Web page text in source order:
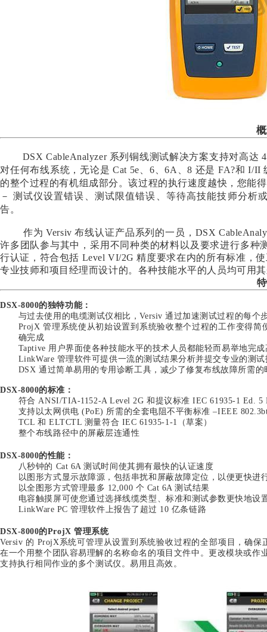
DSX CableAnalyzer 系列铜线测试解决方案支持对高
对任何布线系统，无论是 Cat 5e、6、6A、8 还是 FA?和 I/
的整个过程的有机组成部分。该过程的执行速度越快，您能
－ 测试仪设置错误、测试限值错误、等待高技能技师分析
告。
作为 Versiv 布线认证产品系列的一员，DSX
许多团队参与其中，采用不同种类的材料以及要求进行多
行认证，符合包括 Level VI/2G 精度要求在内的所有标准，
专业技师和项目经理而设计的。各种技能水平的人员均可用
DSX-8000的独特功能：
与过去使用的电缆测试仪相比，Versiv 通过加速测试过程的每个
ProjX 管理系统使从初始设置到系统验收整个过程的工作变得
确完成
Taptive 用户界面使各种技能水平的技术人员都能轻而易举地完
LinkWare 管理软件可提供一流的测试结果分析并提交专业的测试
DSX 通过简单易用的专用诊断工具，减少了修复布线故障所需的
DSX-8000的标准：
符合 ANSI/TIA-1152-A Level 2G 和提议标准 IEC 61935-1 Ed.
支持以太网供电 (PoE) 所需的全套电阻不平衡标准 –IEEE
TCL 和 ELTCTL 测量符合 IEC 61935-1-1（草案）
整个布线路径中的屏蔽层连通性
DSX-8000的性能：
八秒钟的 Cat 6A 测试时间使其拥有最快的认证速度
以图形方式显示故障源，包括串扰和屏蔽故障定位，以便更快进
以全图形方式管理最多 12,000 个 Cat 6A 测试结果
电容触摸屏可使您通过选择线缆类型、标准和测试参数更快地设
LinkWare PC 管理软件上报告了超过 10 亿条链路
DSX-8000的ProjX 管理系统
Versiv 的 ProjX系统可管理从设置到系统验收过程的全部项目，确
在一个用整个团队容易理解的名称命名的项目文件中。更改模块或
支持执行相同作业的多个测试仪。易用且高效。